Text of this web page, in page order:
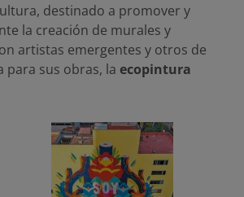
destinado a promover y
la creación de murales y
artistas emergentes y otros de
sus obras, la ecopintura